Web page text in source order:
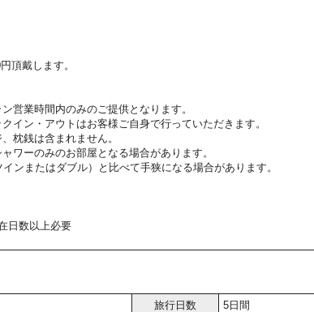
頂戴します。
営業時間内のみのご提供となります。
イン・アウトはお客様ご自身で行っていただきます。
枕銭は含まれません。
ワーのみのお部屋となる場合があります。
ンまたはダブル）と比べて手狭になる場合があります。
日数以上必要
旅行日数
5日間